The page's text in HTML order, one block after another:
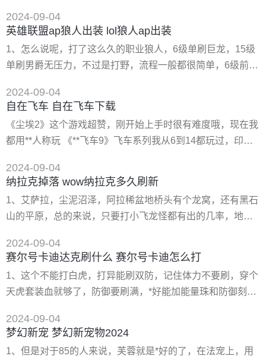
带来五一全场半价活动介绍。 1、2023年4月14日10:00-4月
27日9:59（半价预热 返利）。 2、2023年4月28日10:00-5月
5日9:59（全场半价 免单）。 1、从4月14日起将开启半价预
热，商城在售传说皮肤将限时半价
2024-09-04
英雄联盟ap狼人出装 lol狼人ap出装
1、怎么说呢，打了这么久的职业狼人，6级单刷巨龙，15级
单刷男爵无压力，不过是打野，流程一般都很简单，6级前不
足具-破败王者之刃-兰顿之兆-狂徒铠甲-荆棘之甲 3、注意的
是他没有多少输出，不过是非常硬，上6就知道了，单挑一切
近战就是无压力的，正常15级出装到兰顿或者守望者铠甲就
可以单刷男爵了
2024-09-04
自在飞车 自在飞车下载
《尘埃2》这个游戏超赞，刚开始上手时很有难度哦，现在我
都用**人称玩 《**飞车9》飞车系列我从6到14都玩过，印象*
车，**赛区都漂移赛道 《索尼克世嘉全明星赛车》很好玩，
卡通赛车的绝世之作，s键漂移，玩过就知道* 《横冲直撞2》
超火爆，画面、手感都不错，物理效果很强大，撞车很刺激
《争分夺秒》画面很棒，模式很特别，感觉像是看电影大片
2024-09-04
纳拉克掉落 wow纳拉克多久刷新
1、艾萨拉，尘泥沼泽，阿拉稀盆地桥头有个龙窝，还有黑石
山的平原，总的来说，只要打小飞龙怪都有出的几率，地图
盗出。藏宝海湾旁边的血帆海盗怪掉落，几率很低。 3、恶
心的软泥怪：使用后身体会出现中*反应，不停的变色。在西
瘟疫之地到东瘟疫之地那条连接桥，左边的泥巴怪洞子里出
的（至少我是，几率偏低，我打了几个怪就出了），据说应
2024-09-04
赛尔号卡迪达克刷什么 赛尔号卡迪怎么打
1、这个不能打白虎，打异能刷双防，记住体力不要刷，穿个
天虎套装血就够了，防御要刷满，*好能加能量珠和防御刻
了，其他就没问题了，记得采纳哦 2、还有就是*格*好是顽皮
的，我的卡迪达克*格就是顽皮，个体和你一样，已经打过异
能了 选绿光，固执*格，再弄个瞬杀，刷双防各122，体力
2024-09-04
梦幻新宠 梦幻新宠物2024
1、但是对于85的人来说，芙蓉就是*好的了，在法宠上，用